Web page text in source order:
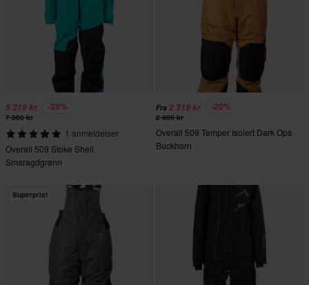
5 219 kr -29%
7 300 kr
1 anmeldelser
Overall 509 Stoke Shell
Smaragdgrønn
Fra 2 319 kr -20%
2 900 kr
Overall 509 Temper Isolert Dark Ops
Buckhorn
Superpris!